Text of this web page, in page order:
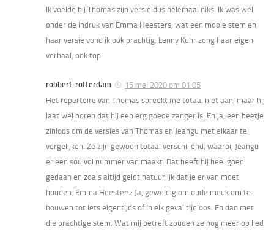
Ik voelde bij Thomas zijn versie dus helemaal niks. Ik was wel
onder de indruk van Emma Heesters, wat een mooie stem en
haar versie vond ik ook prachtig. Lenny Kuhr zong haar eigen
verhaal, ook top.
robbert-rotterdam
15 mei 2020 om 01:05
Het repertoire van Thomas spreekt me totaal niet aan, maar hij
laat wel horen dat hij een erg goede zanger is. En ja, een beetje
zinloos om de versies van Thomas en Jeangu met elkaar te
vergelijken. Ze zijn gewoon totaal verschillend, waarbij Jeangu
er een soulvol nummer van maakt. Dat heeft hij heel goed
gedaan en zoals altijd geldt natuurlijk dat je er van moet
houden. Emma Heesters: Ja, geweldig om oude meuk om te
bouwen tot iets eigentijds of in elk geval tijdloos. En dan met
die prachtige stem. Wat mij betreft zouden ze nog meer op lied